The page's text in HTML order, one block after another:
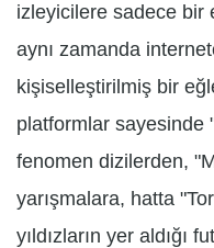
izleyicilere sadece bir
aynı zamanda
kişiselleştirilmiş bir
platformlar sayesinde
fenomen dizilerden,
yarışmalara, hatta
yıldızların yer aldığı